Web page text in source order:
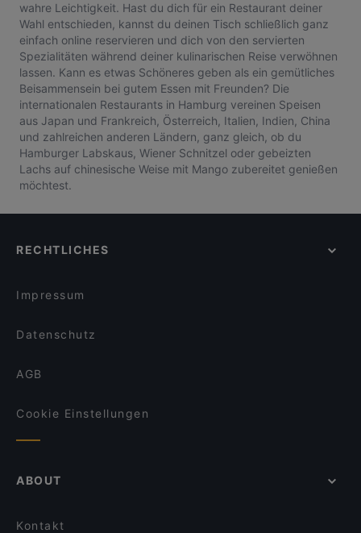
wahre Leichtigkeit. Hast du dich für ein Restaurant deiner
Wahl entschieden, kannst du deinen Tisch schließlich ganz
einfach online reservieren und dich von den servierten
Spezialitäten während deiner kulinarischen Reise verwöhnen
lassen. Kann es etwas Schöneres geben als ein gemütliches
Beisammensein bei gutem Essen mit Freunden? Die
internationalen Restaurants in Hamburg vereinen Speisen
aus Japan und Frankreich, Österreich, Italien, Indien, China
und zahlreichen anderen Ländern, ganz gleich, ob du
Hamburger Labskaus, Wiener Schnitzel oder gebeizten
Lachs auf chinesische Weise mit Mango zubereitet genießen
möchtest.
RECHTLICHES
Impressum
Datenschutz
AGB
Cookie Einstellungen
ABOUT
Kontakt